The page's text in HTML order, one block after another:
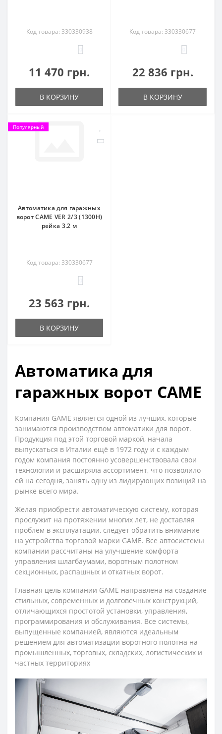
Код товара: 330330938
11 470 грн.
В КОРЗИНУ
Код товара: 330330677
22 836 грн.
В КОРЗИНУ
Популярный
Автоматика для гаражных
ворот CAME VER 2/3 (1300H)
рейка 3.2 м
Код товара: 330330677
23 563 грн.
В КОРЗИНУ
Автоматика для
гаражных ворот CAME
Компания GAME является одной из лучших, которые
занимаются производством автоматики для ворот.
Продукция под этой торговой маркой, начала
выпускаться в Италии ещё в 1972 году и с каждым
годом компания постоянно усовершенствовала свои
технологии и расширяла ассортимент, что позволило
ей на сегодня, занять одну из лидирующих позиций на
рынке всего мира.
Желая приобрести автоматическую систему, которая
прослужит на протяжении многих лет, не доставляя
проблем в эксплуатации, следует обратить внимание
на устройства торговой марки GAME. Все автосистемы
компании рассчитаны на улучшение комфорта
управления шлагбаумами, воротным полотном
секционных, распашных и откатных ворот.
Главная цель компании GAME направлена на создание
стильных, современных и долговечных конструкций,
отличающихся простотой установки, управления,
программирования и обслуживания. Все системы,
выпущенные компанией, являются идеальным
решением для автоматизации воротного полотна на
промышленных, торговых, складских, логистических и
частных территориях